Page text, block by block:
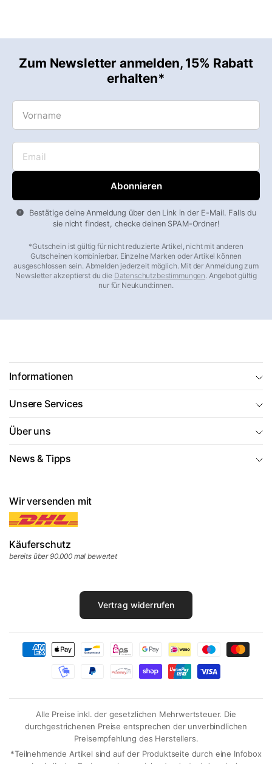
Zum Newsletter anmelden, 15% Rabatt
erhalten*
Vorname
Email
Bestätige deine Anmeldung über den Link in der E-Mail. Falls du
sie nicht findest, checke deinen SPAM-Ordner!
*Gutschein ist gültig für nicht reduzierte Artikel, nicht mit anderen
Gutscheinen kombinierbar. Einzelne Marken oder Artikel können
ausgeschlossen sein. Abmelden jederzeit möglich. Mit der Anmeldung zum
Newsletter akzeptierst du die Datenschutzbestimmungen. Angebot gültig
nur für Neukund:innen.
Informationen
Unsere Services
Über uns
News & Tipps
Wir versenden mit
Käuferschutz
bereits über 90.000 mal bewertet
Vertrag widerrufen
Alle Preise inkl. der gesetzlichen Mehrwertsteuer. Die
durchgestrichenen Preise entsprechen der unverbindlichen
Preisempfehlung des Herstellers.
*Teilnehmende Artikel sind auf der Produktseite durch eine Infobox